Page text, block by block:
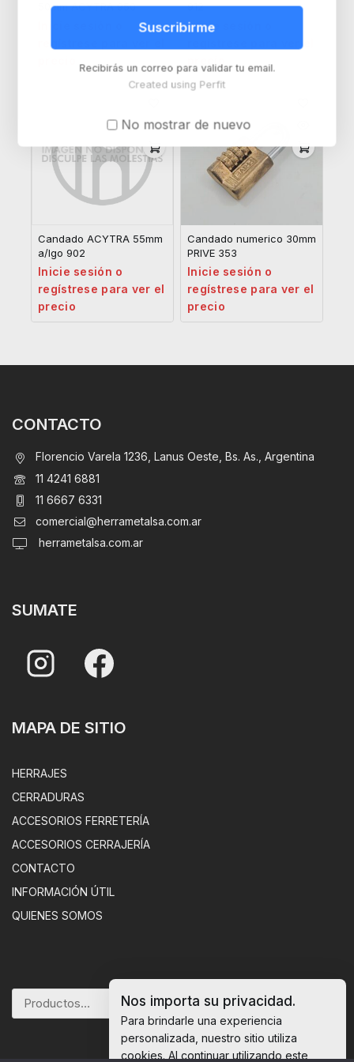
50mm ACYTRA 950
912
Inicie sesión o
Candado ACYTRA 55mm
a/lgo 902
Inicie sesión o
regístrese para ver el
precio
Candado numerico 30mm
PRIVE 353
Inicie sesión o
regístrese para ver el
precio
CONTACTO
Florencio Varela 1236, Lanus Oeste, Bs. As., Argentina
11 4241 6881
11 6667 6331
comercial@herrametalsa.com.ar
herrametalsa.com.ar
SUMATE
MAPA DE SITIO
HERRAJES
CERRADURAS
ACCESORIOS FERRETERÍA
ACCESORIOS CERRAJERÍA
CONTACTO
INFORMACIÓN ÚTIL
QUIENES SOMOS
BUSCAR
Suscribirme
Recibirás un correo para validar tu email.
Created using Perfit
No mostrar de nuevo
Nos importa su privacidad.
Para brindarle una experiencia
personalizada, nuestro sitio utiliza
cookies. Al continuar utilizando este